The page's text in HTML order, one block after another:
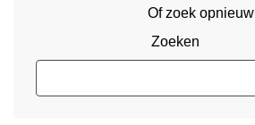
Of zoek opnieuw
Zoeken